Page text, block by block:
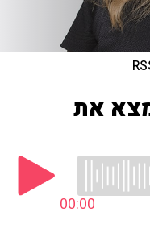
את
00:00